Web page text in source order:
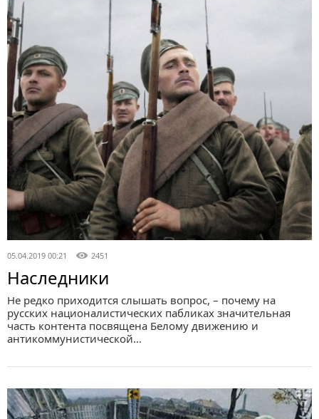
05.04.2019 00:21 2451
Наследники
Не редко приходится слышать вопрос, – почему на
русских националистических пабликах значительная
часть контента посвящена Белому движению и
антикоммунистической…